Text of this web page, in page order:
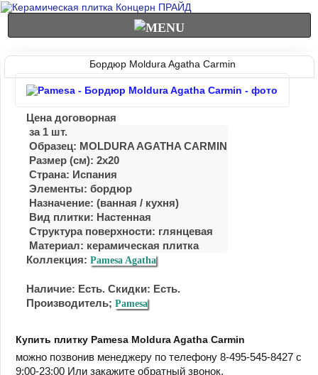
Бордюр Moldura Agatha Carmin
Цена договорная
за 1 шт.
Образец: MOLDURA AGATHA CARMIN
Размер (см): 2x20
Страна: Испания
Элементы: бордюр
Назначение: (ванная / кухня)
Вид плитки: Настенная
Структура поверхности: глянцевая
Материал: керамическая плитка
Коллекция: Pamesa Agatha
Наличие: Есть. Скидки: Есть.
Производитель; Pamesa
Купить плитку Pamesa Moldura Agatha Carmin
можно позвонив менеджеру по телефону 8-495-545-8427 с
9:00-23:00 Или закажите обратный звонок.